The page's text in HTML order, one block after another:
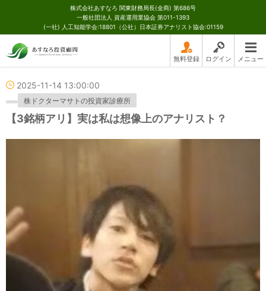
株式会社あすなろ 関東財務局長(金商) 第686号
一般社団法人 資産運用業協会 第011-1393
(一社) 人工知能学会:18801（公社）日本証券アナリスト協会:01159
無料登録 ログイン メニュー
2025-11-14 13:00:00
株ドクターマサトの投資家診療所
【3銘柄アリ】実は私は想像上のアナリスト？